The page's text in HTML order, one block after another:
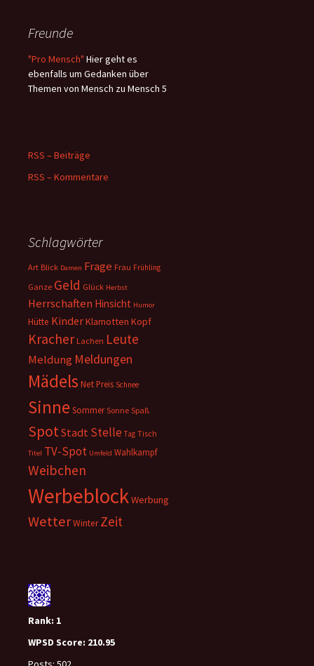
Freunde
"Pro Mensch" Hier geht es
ebenfalls um Gedanken über
Themen von Mensch zu Mensch 5
RSS – Beiträge
RSS – Kommentare
Schlagwörter
Art Blick Damen Frage Frau Frühling
Ganze Geld Glück Herbst
Herrschaften Hinsicht Humor
Hütte KinderKlamotten Kopf
Kracher Lachen Leute
Meldung Meldungen
Mädels NetPreis Schnee
Sinne Sommer Sonne Spaß
SpotStadt Stelle Tag Tisch
Titel TV-Spot Umfeld Wahlkampf
Weibchen
WerbeblockWerbung
WetterWinter Zeit
Rank: 1
WPSD Score: 210.95